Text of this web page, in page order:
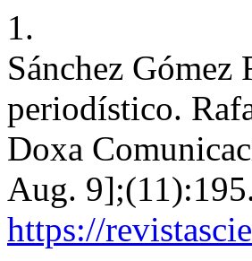
1.
Sánchez
periodístico.
Doxa
Aug.
https://